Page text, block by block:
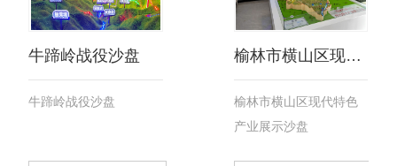
牛蹄岭战役沙盘
牛蹄岭战役沙盘
榆林市横山区现代特色产业展示沙盘
榆林市横山区现代特色
产业展示沙盘